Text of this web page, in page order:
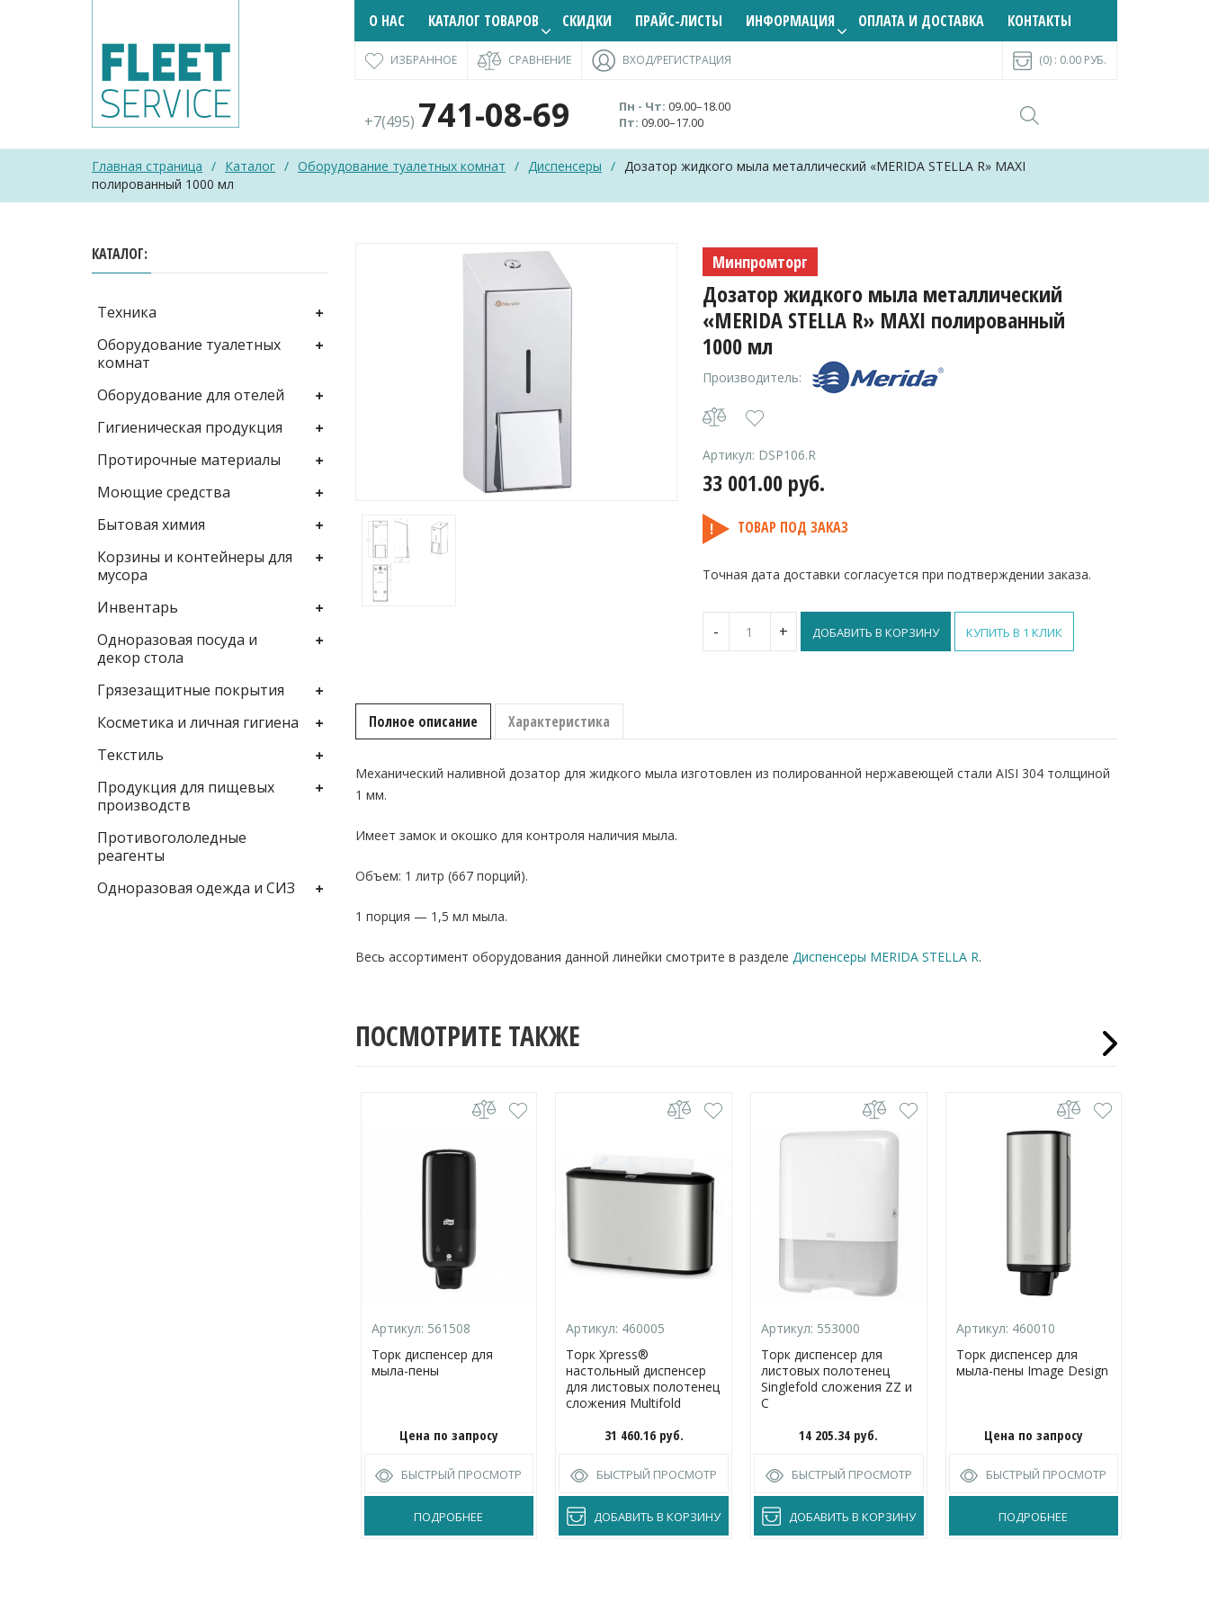
О НАС КАТАЛОГ ТОВАРОВ СКИДКИ ПРАЙС-ЛИСТЫ ИНФОРМАЦИЯ ОПЛАТА И ДОСТАВКА КОНТАКТЫ
ИЗБРАННОЕ СРАВНЕНИЕ ВХОД/РЕГИСТРАЦИЯ (0) : 0.00 РУБ.
+7(495) 741-08-69 Пн - Чт: 09.00–18.00
Пт: 09.00–17.00
Главная страница / Каталог / Оборудование туалетных комнат / Диспенсеры / Дозатор жидкого мыла металлический «MERIDA STELLA R» MAXI
полированный 1000 мл
Минпромторг
Дозатор жидкого мыла металлический
«MERIDA STELLA R» MAXI полированный
1000 мл
Производитель:
Артикул: DSP106.R
33 001.00 руб.
ТОВАР ПОД ЗАКАЗ
Точная дата доставки согласуется при подтверждении заказа.
-
Дозатор
жидкого
R"
полированный
+ ДОБАВИТЬ В КОРЗИНУ КУПИТЬ В 1 КЛИК
Полное описание Характеристика
Механический наливной дозатор для жидкого мыла изготовлен из полированной нержавеющей стали AISI 304 толщиной
1 мм.
Имеет замок и окошко для контроля наличия мыла.
Объем: 1 литр (667 порций).
1 порция — 1,5 мл мыла.
Весь ассортимент оборудования данной линейки смотрите в разделе Диспенсеры MERIDA STELLA R.
ПОСМОТРИТЕ ТАКЖЕ
Артикул: 561508
Торк диспенсер для
мыла-пены
Цена по запросу
БЫСТРЫЙ ПРОСМОТР
ПОДРОБНЕЕ
Артикул: 460005
Торк Xpress®
настольный диспенсер
для листовых полотенец
сложения Multifold
31 460.16 руб.
БЫСТРЫЙ ПРОСМОТР
ДОБАВИТЬ В КОРЗИНУ
Артикул: 553000
Торк диспенсер для
листовых полотенец
Singlefold сложения ZZ и
C
14 205.34 руб.
БЫСТРЫЙ ПРОСМОТР
ДОБАВИТЬ В КОРЗИНУ
Артикул: 460010
Торк диспенсер для
мыла-пены Image Design
Цена по запросу
БЫСТРЫЙ ПРОСМОТР
ПОДРОБНЕЕ
КАТАЛОГ
Техника
Оборудование туалетных
комнат
Оборудование для отелей
Гигиеническая продукция
Протирочные материалы
Моющие средства
Бытовая химия
Корзины и контейнеры для
мусора
Инвентарь
Одноразовая посуда и
декор стола
Грязезащитные покрытия
Косметика и личная гигиена
Текстиль
Продукция для пищевых
производств
Противогололедные
реагенты
Одноразовая одежда и СИЗ